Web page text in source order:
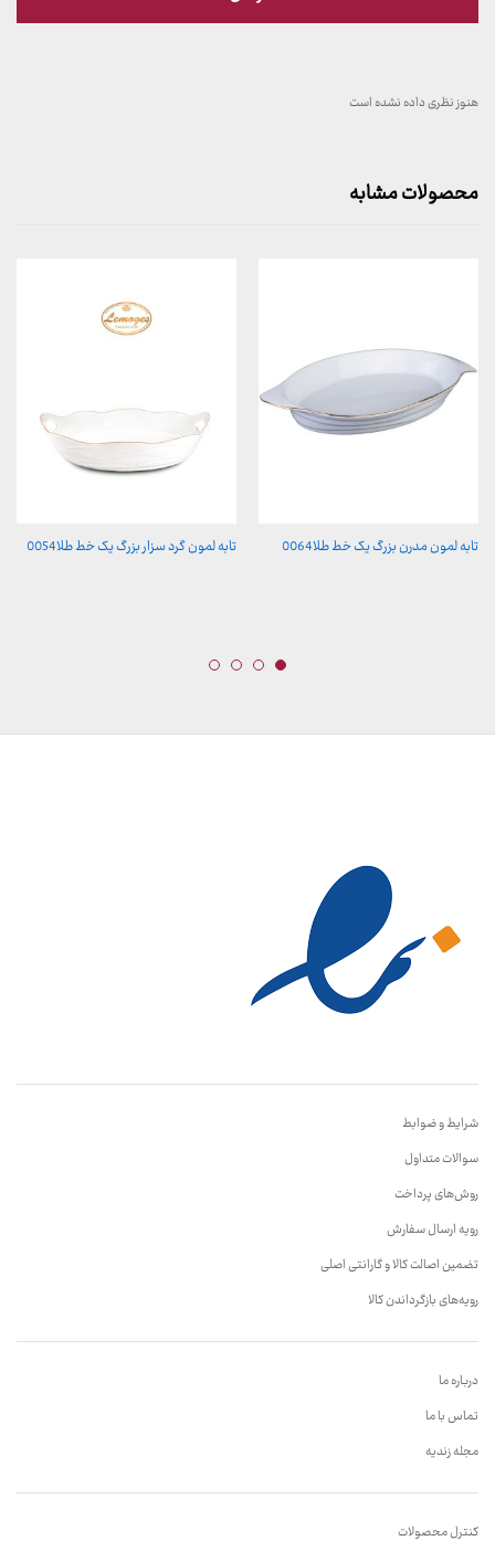
هنوز نظری داده نشده است
محصولات مشابه
تابه لمون مدرن بزرگ یک خط طلا0064 تابه لمون گرد سزار بزرگ یک خط طلا0054
شرایط و ضوابط
سوالات متداول
روش‌های پرداخت
رویه ارسال سفارش
تضمین اصالت کالا و گارانتی اصلی
رویه‌های بازگرداندن کالا
درباره ما
تماس با ما
مجله زندیه
کنترل محصولات